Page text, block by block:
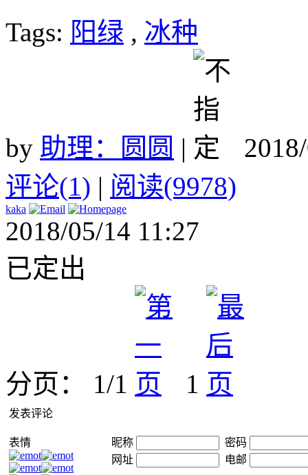
Tags: 阳绿 , 冰种
by 助理：圆圆 |
评论(1) | 阅读(9978)
kaka
2018/05/14 11:27
已定出
分页： 1/1 1
发表评论
表情 昵称
密码
网址
电邮